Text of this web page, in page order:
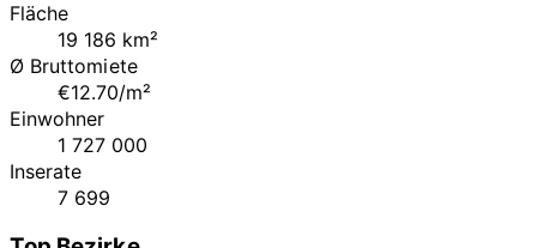
Fläche
19 186 km²
Ø Bruttomiete
€12.70/m²
Einwohner
1 727 000
Inserate
7 699